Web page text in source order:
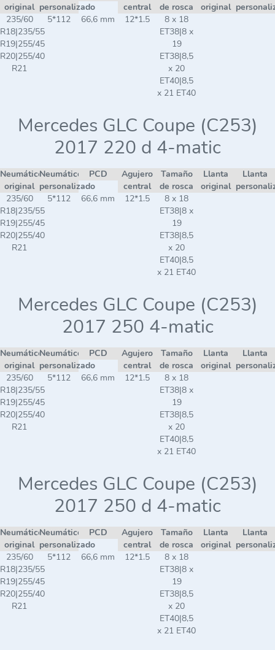
original personalizado
central
de rosca
original
235/60
R18|235/55
R19|255/45
R20|255/40
R21
5*112 66,6 mm 12*1.5
8 x 18
ET38|8 x
19
ET38|8,5
x 20
ET40|8,5
x 21 ET40
Mercedes GLC Coupe (C253)
2017 220 d 4-matic
Neumático
original
Neumático
personalizado
PCD
Agujero
central
Tamaño
de rosca
Llanta
original
Llanta
235/60
R18|235/55
R19|255/45
R20|255/40
R21
5*112 66,6 mm 12*1.5
8 x 18
ET38|8 x
19
ET38|8,5
x 20
ET40|8,5
x 21 ET40
Mercedes GLC Coupe (C253)
2017 250 4-matic
Neumático
original
Neumático
personalizado
PCD
Agujero
central
Tamaño
de rosca
Llanta
original
Llanta
235/60
R18|235/55
R19|255/45
R20|255/40
R21
5*112 66,6 mm 12*1.5
8 x 18
ET38|8 x
19
ET38|8,5
x 20
ET40|8,5
x 21 ET40
Mercedes GLC Coupe (C253)
2017 250 d 4-matic
Neumático
original
Neumático
personalizado
PCD
Agujero
central
Tamaño
de rosca
Llanta
original
Llanta
235/60
R18|235/55
R19|255/45
R20|255/40
R21
5*112 66,6 mm 12*1.5
8 x 18
ET38|8 x
19
ET38|8,5
x 20
ET40|8,5
x 21 ET40